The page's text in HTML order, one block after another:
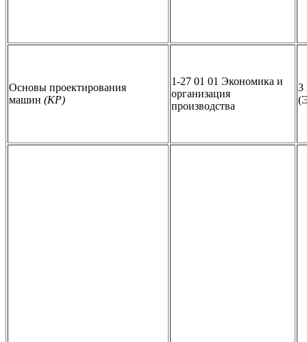
Основы проектирования
машин (КР)
1-27 01 01 Экономика и
организация
производства
3